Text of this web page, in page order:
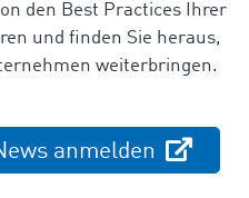
den Best Practices Ihrer
und finden Sie heraus,
weiterbringen.
anmelden